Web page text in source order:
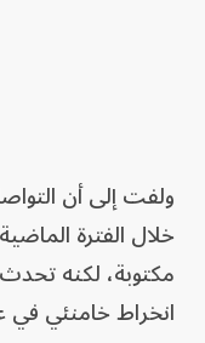
ولفت إلى أن
خلال الفترة
مكتوبة، لكنه
انخراط خامنئي في